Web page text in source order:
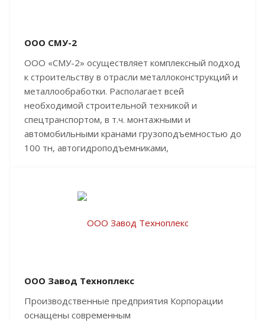
ООО СМУ-2
ООО «СМУ-2» осуществляет комплексный подход
к строительству в отрасли металлоконструкций и
металлообработки. Располагает всей
необходимой строительной техникой и
спецтранспортом, в т.ч. монтажными и
автомобильными кранами грузоподъемностью до
100 тн, автогидроподъемниками,
ООО Завод Техноплекс
Производственные предприятия Корпорации
оснащены современным